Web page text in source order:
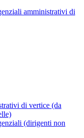
amministrativi di
di vertice (da
(dirigenti non